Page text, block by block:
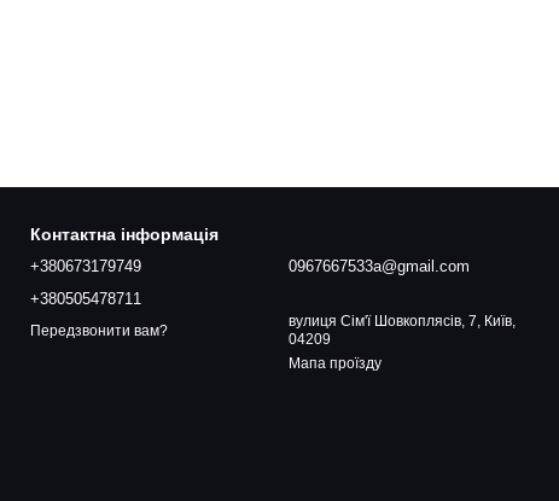
Контактна інформація
+380673179749
+380505478711
Передзвонити вам?
0967667533a@gmail.com
вулиця Сім'ї Шовкоплясів, 7, Київ,
04209
Мапа проїзду